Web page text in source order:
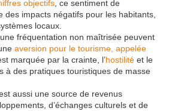
objectifs , ce sentiment de
des impacts négatifs pour les habitants,
locaux.
fréquentation non maîtrisée peuvent
aversion pour le tourisme, appelée
marquée par la crainte, l’hostilité et le
à des pratiques touristiques de masse
aussi une source de revenus
d’échanges culturels et de